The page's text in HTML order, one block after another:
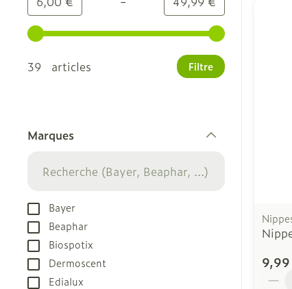
Utilisez les touches fléchées gauche et droite
39 articles
Filtre
Marques
Bayer
Beaphar
Biospotix
Dermoscent
Edialux